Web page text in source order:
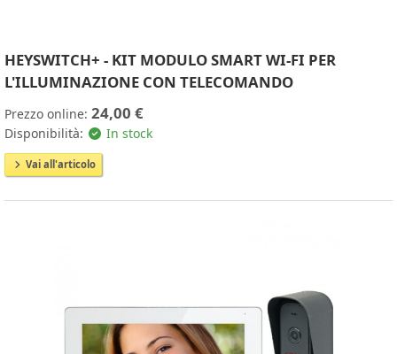
HEYSWITCH+ - KIT MODULO SMART WI-FI PER
L'ILLUMINAZIONE CON TELECOMANDO
Prezzo online: 24,00 €
Disponibilità: In stock
Vai all'articolo